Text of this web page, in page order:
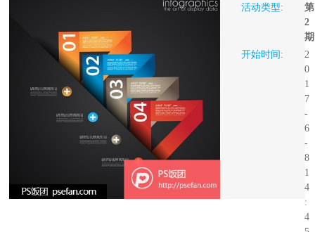
活动类型:
第
2
期
开始时间:
2
0
1
7
-
6
-
8
1
4
:
4